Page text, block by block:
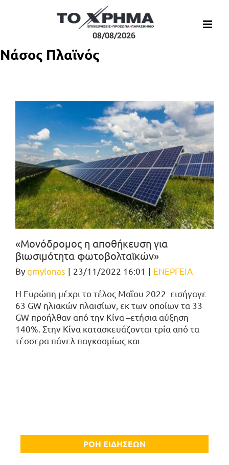
08/08/2026
Νάσος Πλαϊνός
«Μονόδρομος η αποθήκευση για
βιωσιμότητα φωτοβολταϊκών»
Bygmylonas | 23/11/2022 16:01 | ΕΝΕΡΓΕΙΑ
Η Ευρώπη μέχρι το τέλος Μαΐου 2022 εισήγαγε
63 GW ηλιακών πλαισίων, εκ των οποίων τα 33
GW προήλθαν από την Κίνα –ετήσια αύξηση
140%. Στην Κίνα κατασκευάζονται τρία από τα
τέσσερα πάνελ παγκοσμίως και
ΡΟΗ ΕΙΔΗΣΕΩΝ